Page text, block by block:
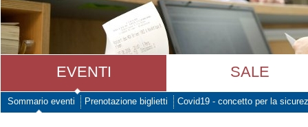
EVENTI SALE
Sommario eventi Prenotazione biglietti Covid19 - concetto per la